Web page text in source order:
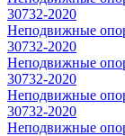
30732-2020
Неподвижные
30732-2020
Неподвижные
30732-2020
Неподвижные
30732-2020
Неподвижные